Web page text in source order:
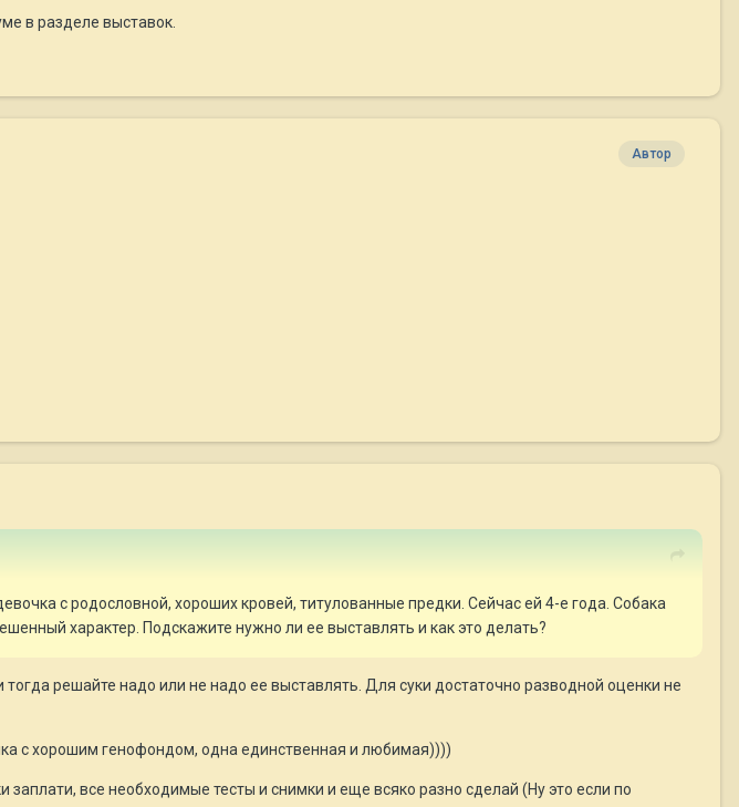
в разделе выставок.
Автор
с родословной, хороших кровей, титулованные предки. Сейчас ей 4-е года. Собака
характер. Подскажите нужно ли ее выставлять и как это делать?
решайте надо или не надо ее выставлять. Для суки достаточно разводной оценки не
с хорошим генофондом, одна единственная и любимая))))
все необходимые тесты и снимки и еще всяко разно сделай (Ну это если по